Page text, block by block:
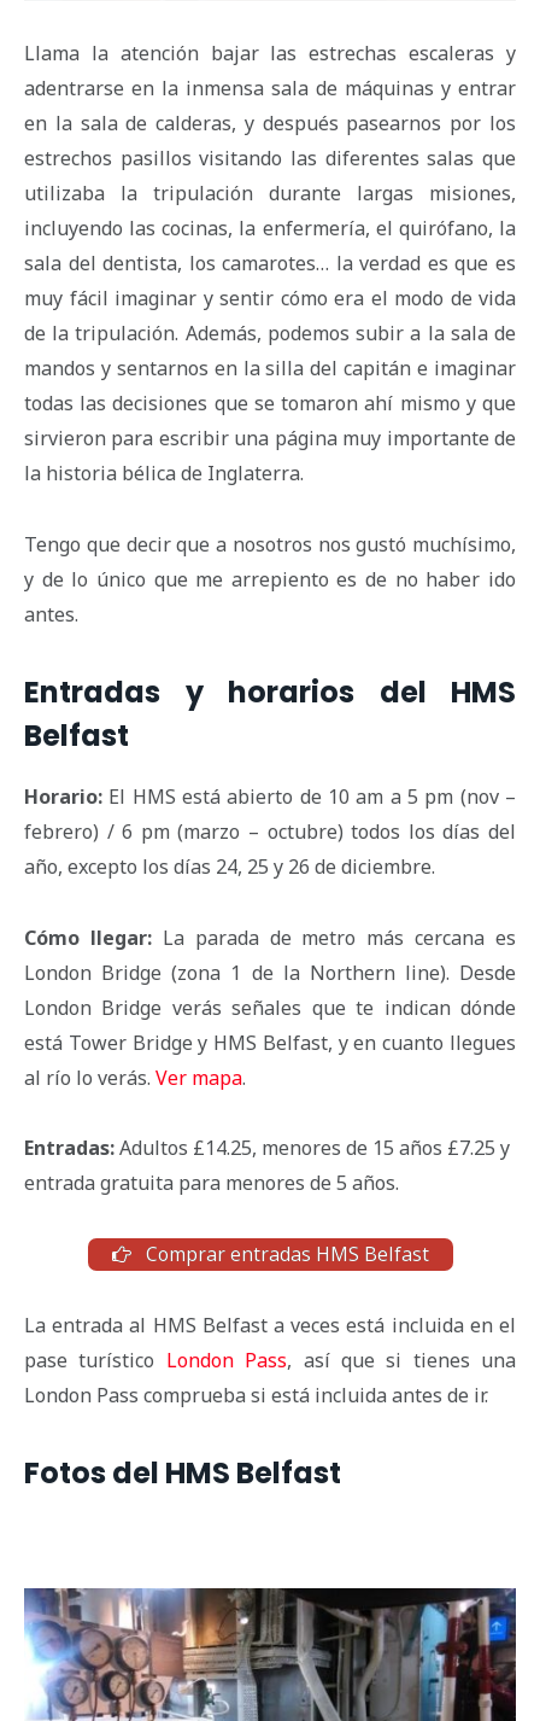
Llama la atención bajar las estrechas escaleras y
adentrarse en la inmensa sala de máquinas y entrar
en la sala de calderas, y después pasearnos por los
estrechos pasillos visitando las diferentes salas que
utilizaba la tripulación durante largas misiones,
incluyendo las cocinas, la enfermería, el quirófano, la
sala del dentista, los camarotes… la verdad es que es
muy fácil imaginar y sentir cómo era el modo de vida
de la tripulación. Además, podemos subir a la sala de
mandos y sentarnos en la silla del capitán e imaginar
todas las decisiones que se tomaron ahí mismo y que
sirvieron para escribir una página muy importante de
la historia bélica de Inglaterra.
Tengo que decir que a nosotros nos gustó muchísimo,
y de lo único que me arrepiento es de no haber ido
antes.
Entradas y horarios del HMS
Belfast
Horario: El HMS está abierto de 10 am a 5 pm (nov –
febrero) / 6 pm (marzo – octubre) todos los días del
año, excepto los días 24, 25 y 26 de diciembre.
Cómo llegar:La parada de metro más cercana es
London Bridge (zona 1 de la Northern line). Desde
London Bridge verás señales que te indican dónde
está Tower Bridge y HMS Belfast, y en cuanto llegues
al río lo verás. Ver mapa.
Entradas:Adultos £14.25, menores de 15 años £7.25 y
entrada gratuita para menores de 5 años.
Comprar entradas HMS Belfast
La entrada al HMS Belfast a veces está incluida en el
pase turístico London Pass, así que si tienes una
London Pass comprueba si está incluida antes de ir.
Fotos del HMS Belfast